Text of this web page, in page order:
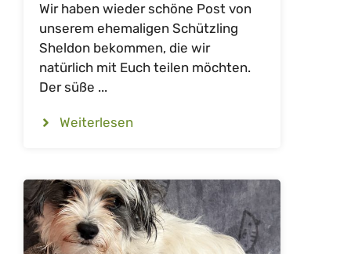
Wir haben wieder schöne Post von
unserem ehemaligen Schützling
Sheldon bekommen, die wir
natürlich mit Euch teilen möchten.
Der süße ...
Weiterlesen